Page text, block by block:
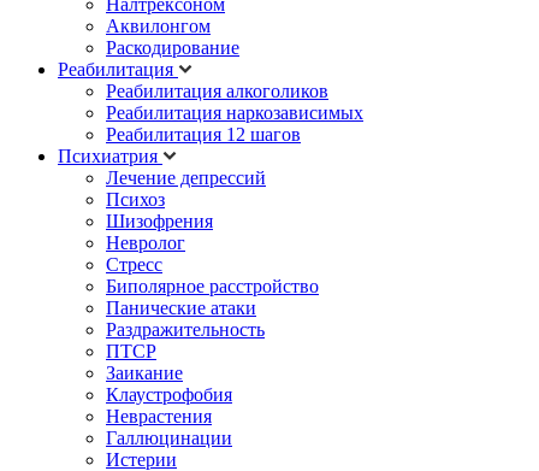
Налтрексоном
Аквилонгом
Раскодирование
Реабилитация
Реабилитация алкоголиков
Реабилитация наркозависимых
Реабилитация 12 шагов
Психиатрия
Лечение депрессий
Психоз
Шизофрения
Невролог
Стресс
Биполярное расстройство
Панические атаки
Раздражительность
ПТСР
Заикание
Клаустрофобия
Неврастения
Галлюцинации
Истерии